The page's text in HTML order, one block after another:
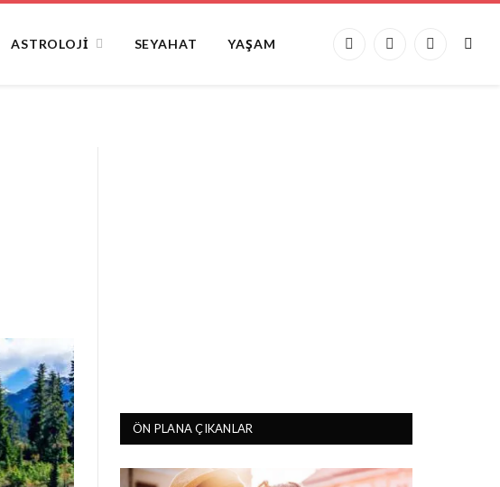
ASTROLOJI SEYAHAT YAŞAM
Facebook
X
Instagram
ÖN PLANA ÇIKANLAR